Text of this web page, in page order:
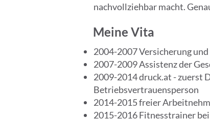
nachvollziehbar macht.
Meine Vita
2004-2007 Versicherung
2007-2009 Assistenz der
2009-2014 druck.at - zuerst
Betriebsvertrauensperson
2014-2015 freier
2015-2016 Fitnesstrainer